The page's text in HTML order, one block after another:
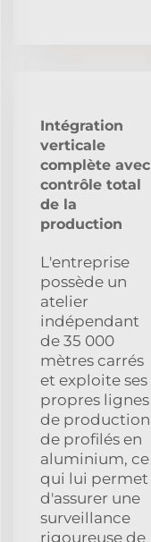
Intégration
verticale
complète avec
contrôle total
de la
production
L'entreprise
possède un
atelier
indépendant
de 35 000
mètres carrés
et exploite ses
propres lignes
de production
de profilés en
aluminium, ce
qui lui permet
d'assurer une
surveillance
rigoureuse de